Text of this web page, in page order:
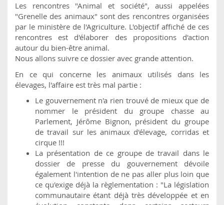
Les rencontres "Animal et société", aussi appelées
"Grenelle des animaux" sont des rencontres organisées
par le ministère de l'Agriculture. L'objectif affiché de ces
rencontres est d'élaborer des propositions d'action
autour du bien-être animal.
Nous allons suivre ce dossier avec grande attention.
En ce qui concerne les animaux utilisés dans les
élevages, l'affaire est très mal partie :
Le gouvernement n'a rien trouvé de mieux que de
nommer le président du groupe chasse au
Parlement, Jérôme Bignon, président du groupe
de travail sur les animaux d'élevage, corridas et
cirque !!!
La présentation de ce groupe de travail dans le
dossier de presse du gouvernement dévoile
également l'intention de ne pas aller plus loin que
ce qu'exige déjà la règlementation : "La législation
communautaire étant déjà très développée et en